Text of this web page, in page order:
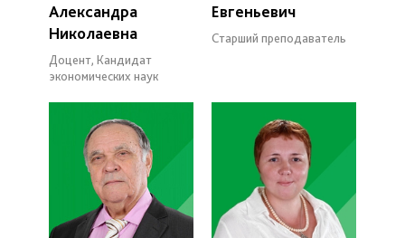
Александра
Николаевна
Доцент, Кандидат
экономических наук
Евгеньевич
Старший преподаватель